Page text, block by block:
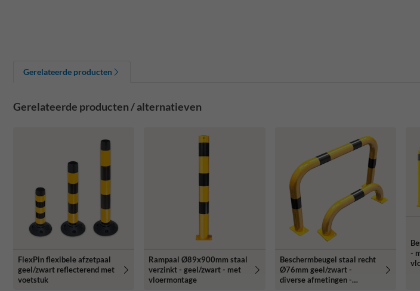
Gerelateerde producten
Gerelateerde producten / alternatieven
FlexPin flexibele afzetpaal
geel/zwart reflecterend met
voetstuk
Rampaal Ø89x900mm staal
verzinkt - geel/zwart - met
vloermontage
Beschermbeugel staal recht
Ø76mm geel/zwart -
diverse afmetingen -
-